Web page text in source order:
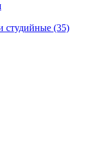
студийные (35)